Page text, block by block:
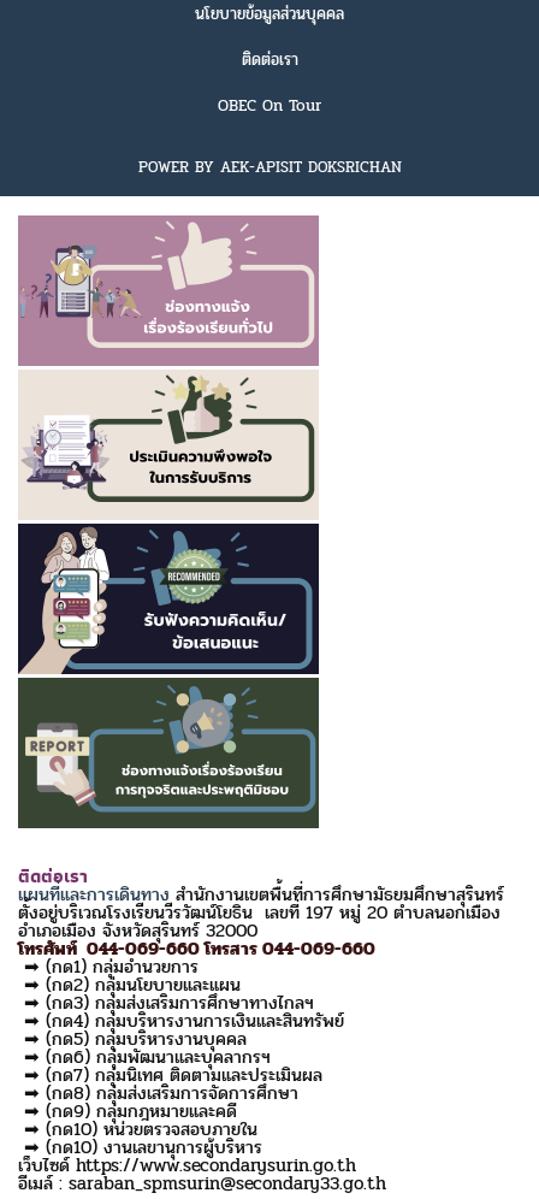
นโยบายข้อมูลส่วนบุคคล
ติดต่อเรา
OBEC On Tour
POWER BY AEK-APISIT DOKSRICHAN
ติดต่อเรา
แผนที่และการเดินทาง สำนักงานเขตพื้นที่การศึกษามัธยมศึกษาสุรินทร์
ตั้งอยู่บริเวณโรงเรียนวีรวัฒน์โยธิน เลขที่ 197 หมู่ 20 ตำบลนอกเมือง
อำเภอเมือง จังหวัดสุรินทร์ 32000
โทรศัพท์ 044-069-660 โทรสาร 044-069-660
➡ (กด1) กลุ่มอำนวยการ
➡ (กด2) กลุ่มนโยบายและแผน
➡ (กด3) กลุ่มส่งเสริมการศึกษาทางไกลฯ
➡ (กด4) กลุ่มบริหารงานการเงินและสินทรัพย์
➡ (กด5) กลุ่มบริหารงานบุคคล
➡ (กด6) กลุ่มพัฒนาและบุคลากรฯ
➡ (กด7) กลุ่มนิเทศ ติดตามและประเมินผล
➡ (กด8) กลุ่มส่งเสริมการจัดการศึกษา
➡ (กด9) กลุ่มกฎหมายและคดี
➡ (กด10) หน่วยตรวจสอบภายใน
➡ (กด10) งานเลขานุการผู้บริหาร
เว็บไซด์ https://www.secondarysurin.go.th
อีเมล์ : saraban_spmsurin@secondary33.go.th